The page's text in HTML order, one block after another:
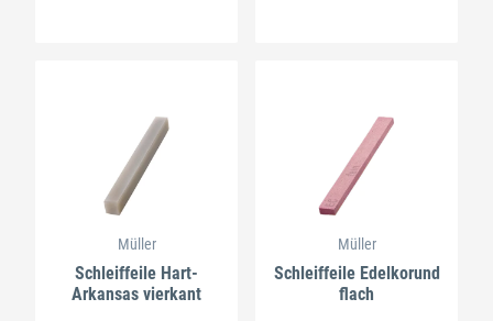
Müller
Schleiffeile Hart-
Arkansas vierkant
Müller
Schleiffeile Edelkorund
flach